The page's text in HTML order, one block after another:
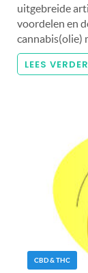
uitgebreide
voordelen en
cannabis(olie)
LEES VERDER
CBD & THC